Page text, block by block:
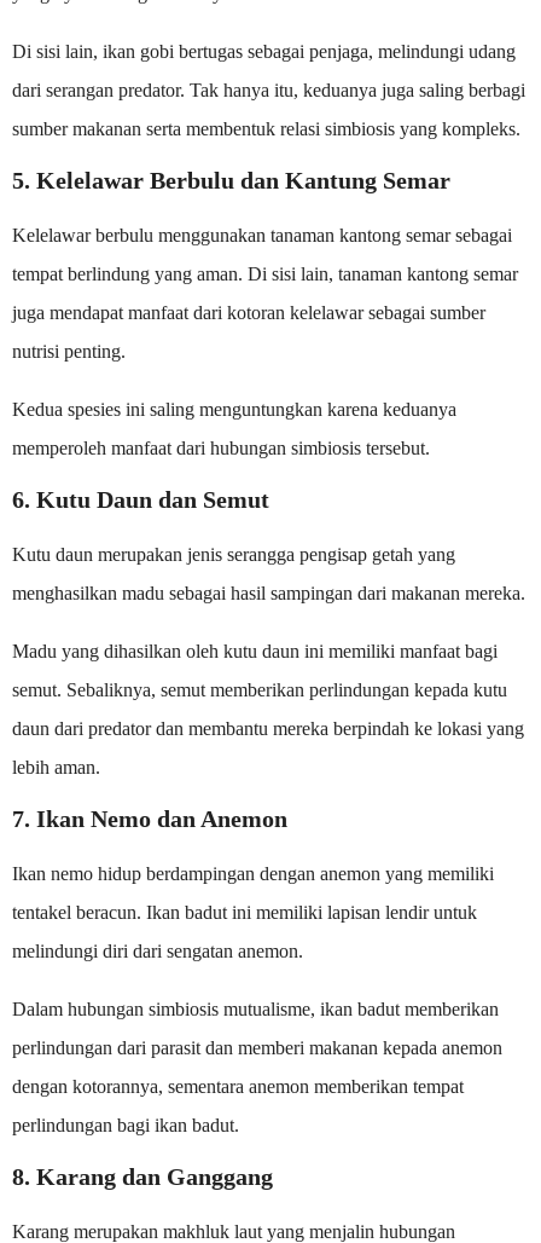
Di sisi lain, ikan gobi bertugas sebagai penjaga, melindungi udang
dari serangan predator. Tak hanya itu, keduanya juga saling berbagi
sumber makanan serta membentuk relasi simbiosis yang kompleks.
5. Kelelawar Berbulu dan Kantung Semar
Kelelawar berbulu menggunakan tanaman kantong semar sebagai
tempat berlindung yang aman. Di sisi lain, tanaman kantong semar
juga mendapat manfaat dari kotoran kelelawar sebagai sumber
nutrisi penting.
Kedua spesies ini saling menguntungkan karena keduanya
memperoleh manfaat dari hubungan simbiosis tersebut.
6. Kutu Daun dan Semut
Kutu daun merupakan jenis serangga pengisap getah yang
menghasilkan madu sebagai hasil sampingan dari makanan mereka.
Madu yang dihasilkan oleh kutu daun ini memiliki manfaat bagi
semut. Sebaliknya, semut memberikan perlindungan kepada kutu
daun dari predator dan membantu mereka berpindah ke lokasi yang
lebih aman.
7. Ikan Nemo dan Anemon
Ikan nemo hidup berdampingan dengan anemon yang memiliki
tentakel beracun. Ikan badut ini memiliki lapisan lendir untuk
melindungi diri dari sengatan anemon.
Dalam hubungan simbiosis mutualisme, ikan badut memberikan
perlindungan dari parasit dan memberi makanan kepada anemon
dengan kotorannya, sementara anemon memberikan tempat
perlindungan bagi ikan badut.
8. Karang dan Ganggang
Karang merupakan makhluk laut yang menjalin hubungan